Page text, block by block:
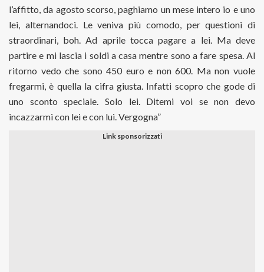
l’affitto, da agosto scorso, paghiamo un mese intero io e uno
lei, alternandoci. Le veniva più comodo, per questioni di
straordinari, boh. Ad aprile tocca pagare a lei. Ma deve
partire e mi lascia i soldi a casa mentre sono a fare spesa. Al
ritorno vedo che sono 450 euro e non 600. Ma non vuole
fregarmi, è quella la cifra giusta. Infatti scopro che gode di
uno sconto speciale. Solo lei. Ditemi voi se non devo
incazzarmi con lei e con lui. Vergogna”